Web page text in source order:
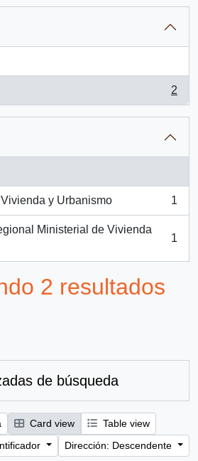
2
y Urbanismo 1
Ministerial de Vivienda
1
2 resultados
de búsqueda
Card view
Table view
Dirección: Descendente